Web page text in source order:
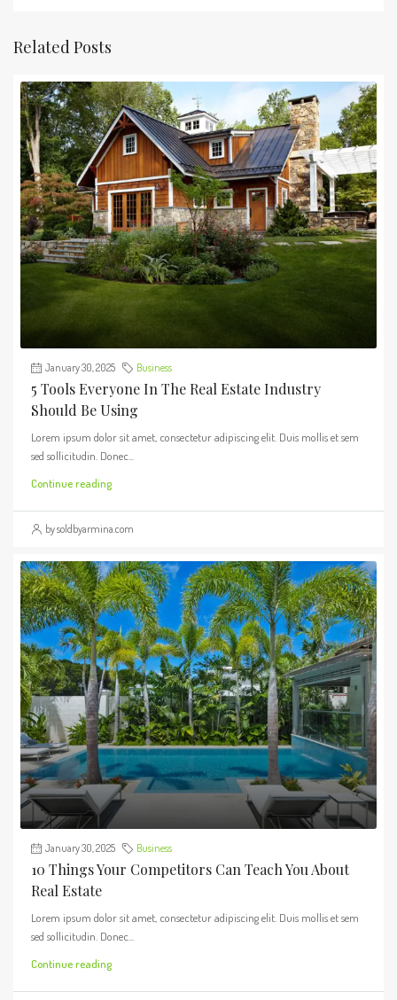
Related Posts
January 30, 2025 Business
5 Tools Everyone In The Real Estate Industry
Should Be Using
Lorem ipsum dolor sit amet, consectetur adipiscing elit. Duis mollis et sem
sed sollicitudin. Donec...
Continue reading
by soldbyarmina.com
January 30, 2025 Business
10 Things Your Competitors Can Teach You About
Real Estate
Lorem ipsum dolor sit amet, consectetur adipiscing elit. Duis mollis et sem
sed sollicitudin. Donec...
Continue reading